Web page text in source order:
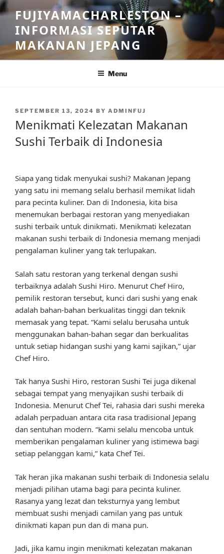
Skip
to
content
FUJIYAMACHARLESTON –
INFORMASI SEPUTAR
MAKANAN JEPANG
Menu
POSTED
SEPTEMBER 13, 2024 BY ADMINFUJ
Menikmati Kelezatan Makanan
Sushi Terbaik di Indonesia
Siapa yang tidak menyukai sushi? Makanan Jepang
yang satu ini memang selalu berhasil memikat lidah
para pecinta kuliner. Dan di Indonesia, kita bisa
menemukan berbagai restoran yang menyediakan
sushi terbaik untuk dinikmati. Menikmati kelezatan
makanan sushi terbaik di Indonesia memang menjadi
pengalaman kuliner yang tak terlupakan.
Salah satu restoran yang terkenal dengan sushi
terbaiknya adalah Sushi Hiro. Menurut Chef Hiro,
pemilik restoran tersebut, kunci dari sushi yang enak
adalah bahan-bahan berkualitas tinggi dan teknik
memasak yang tepat. “Kami selalu berusaha untuk
menggunakan bahan-bahan segar dan berkualitas
untuk setiap hidangan sushi yang kami sajikan,” ujar
Chef Hiro.
Tak hanya Sushi Hiro, restoran Sushi Tei juga dikenal
sebagai tempat yang menyajikan sushi terbaik di
Indonesia. Menurut Chef Tei, rahasia dari sushi mereka
adalah perpaduan antara cita rasa tradisional Jepang
dan sentuhan modern. “Kami selalu mencoba untuk
memberikan pengalaman kuliner yang istimewa bagi
setiap pelanggan kami,” kata Chef Tei.
Tak heran jika makanan sushi terbaik di Indonesia selalu
menjadi pilihan utama bagi para pecinta kuliner.
Rasanya yang lezat dan teksturnya yang lembut
membuat sushi menjadi camilan yang pas untuk
dinikmati kapan pun dan di mana pun.
Jadi, jika kamu ingin menikmati kelezatan makanan